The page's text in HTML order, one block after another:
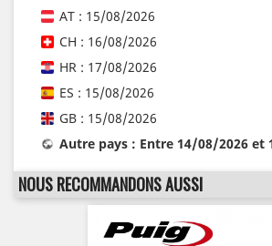
AT : 15/08/2026
CH : 16/08/2026
HR : 17/08/2026
ES : 15/08/2026
GB : 15/08/2026
Autre pays : Entre 14/08/2026 et
NOUS RECOMMANDONS AUSSI